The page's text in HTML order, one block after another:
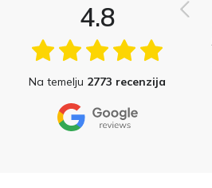
4.8
Na temelju 2773 recenzija